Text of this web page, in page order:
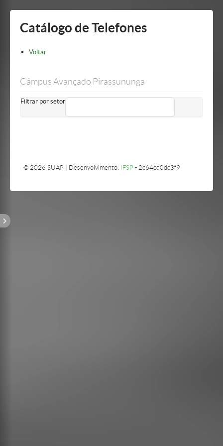
barra
Catálogo de Telefones
Voltar
Câmpus Avançado Pirassununga
Filtrar por setor
© 2026 SUAP | Desenvolvimento: IFSP - 2c64cd0dc3f9